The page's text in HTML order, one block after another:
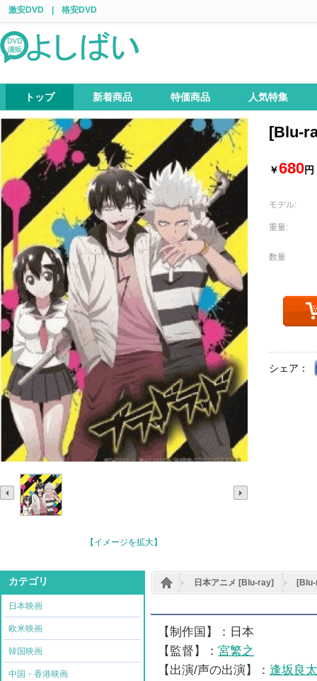
激安DVD 格安DVD
トップ 新着商品 特価商品 人気特集
【イメージを拡大】
[Blu-
￥680円
モデル:
重量:
数量
シェア：
カテゴリ
日本映画
欧米映画
韓国映画
中国・香港映画
日本アニメ [Blu-ray]
【制作国】：日本
【監督】： 宮繁之
【出演/声の出演】： 逢坂良太